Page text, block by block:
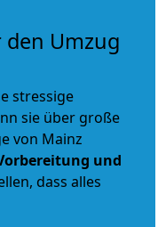
Umzug
stressige
sie über große
von Mainz
und
dass alles